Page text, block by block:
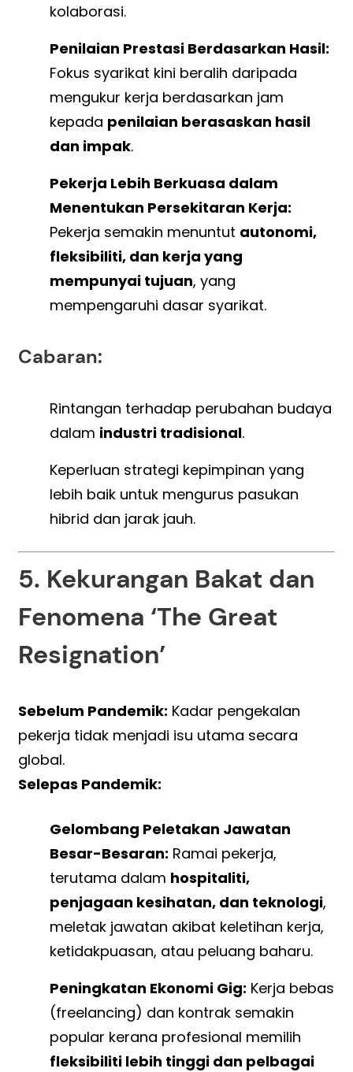
kolaborasi.
Penilaian Prestasi Berdasarkan Hasil:
Fokus syarikat kini beralih daripada
mengukur kerja berdasarkan jam
kepada penilaian berasaskan hasil
dan impak.
Pekerja Lebih Berkuasa dalam
Menentukan Persekitaran Kerja:
Pekerja semakin menuntut autonomi,
fleksibiliti, dan kerja yang
mempunyai tujuan, yang
mempengaruhi dasar syarikat.
Cabaran:
Rintangan terhadap perubahan budaya
dalam industri tradisional.
Keperluan strategi kepimpinan yang
lebih baik untuk mengurus pasukan
hibrid dan jarak jauh.
5. Kekurangan Bakat dan
Fenomena ‘The Great
Resignation’
Sebelum Pandemik: Kadar pengekalan
pekerja tidak menjadi isu utama secara
global.
Selepas Pandemik:
Gelombang Peletakan Jawatan
Besar-Besaran: Ramai pekerja,
terutama dalam hospitaliti,
penjagaan kesihatan, dan teknologi,
meletak jawatan akibat keletihan kerja,
ketidakpuasan, atau peluang baharu.
Peningkatan Ekonomi Gig: Kerja bebas
(freelancing) dan kontrak semakin
popular kerana profesional memilih
fleksibiliti lebih tinggi dan pelbagai